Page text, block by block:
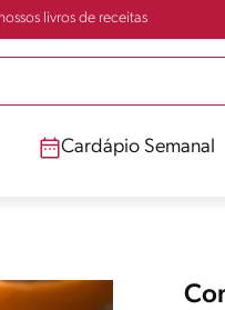
livros de receitas
Cardápio Semanal